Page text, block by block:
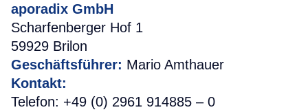
aporadix GmbH
Scharfenberger Hof 1
59929 Brilon
Geschäftsführer: Mario Amthauer
Kontakt:
Telefon: +49 (0) 2961 914885 – 0